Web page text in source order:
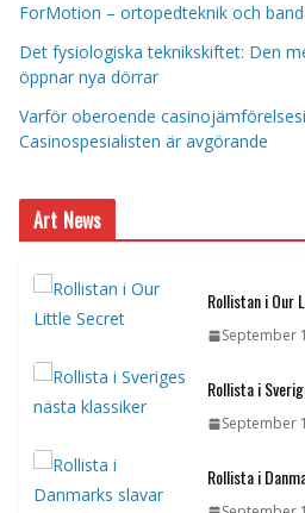
ForMotion – ortopedteknik och
Det fysiologiska teknikskiftet: Den
öppnar nya dörrar
Varför oberoende
Casinospesialisten är avgörande
Art News
Rollistan i Our
September
Rollista i
September
Rollista i